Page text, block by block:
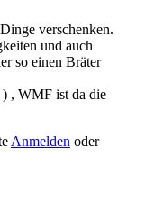
verschenken.
und auch
so einen Bräter
) , WMF ist da die
Anmelden oder